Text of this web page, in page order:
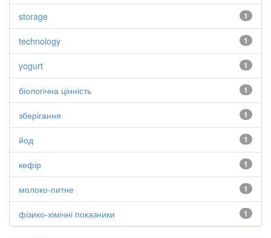
1
storage
1
technology
1
yogurt
1
біологічна цінність
1
зберігання
1
йод
1
кефір
1
молоко-питне
1
фізико-хімічні показники